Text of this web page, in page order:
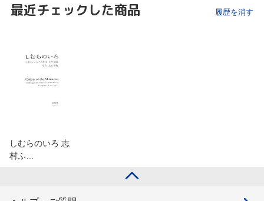
最近チェックした商品 履歴を消す
しむらのいろ 志
村ふ…